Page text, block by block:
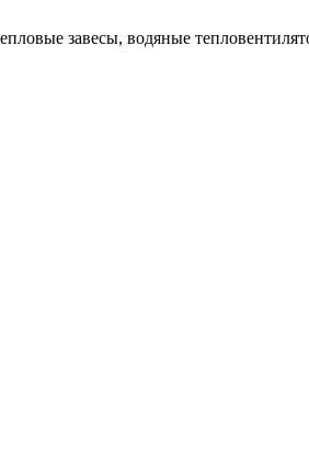
завесы, водяные